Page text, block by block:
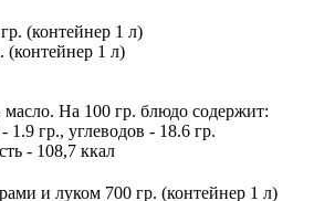
(контейнер 1 л)
масло. На 100 гр. блюдо содержит:
1.9 гр., углеводов - 18.6 гр.
- 108,7 ккал